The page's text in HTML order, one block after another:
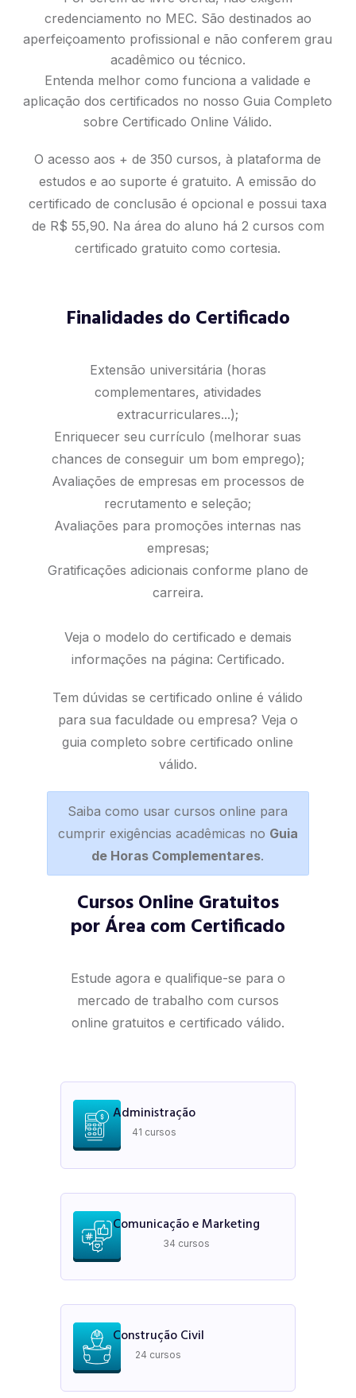
credenciamento no MEC. São destinados ao
aperfeiçoamento profissional e não conferem grau
acadêmico ou técnico.
Entenda melhor como funciona a validade e
aplicação dos certificados no nossoGuia Completo
sobre Certificado Online Válido.
O acesso aos + de 350 cursos, à plataforma de
estudos e ao suporte é gratuito. A emissão do
certificado de conclusão é opcional e possui taxa
de R$ 55,90. Na área do aluno há 2 cursos com
certificado gratuito como cortesia.
Finalidades do Certificado
Extensão universitária (horas
complementares, atividades
extracurriculares...);
Enriquecer seu currículo (melhorar suas
chances de conseguir um bom emprego);
Avaliações de empresas em processos de
recrutamento e seleção;
Avaliações para promoções internas nas
empresas;
Gratificações adicionais conforme plano de
carreira.
Veja o modelo do certificado e demais
informações na página: Certificado.
Tem dúvidas se certificado online é válido
para sua faculdade ou empresa? Veja o
guia completo sobre certificado online
válido.
Saiba como usar cursos online para
cumprir exigências acadêmicas no Guia
de Horas Complementares.
Cursos Online Gratuitos
por Área com Certificado
Estude agora e qualifique-se para o
mercado de trabalho com cursos
online gratuitos e certificado válido.
Administração
41 cursos
Comunicação e Marketing
34 cursos
Construção Civil
24 cursos